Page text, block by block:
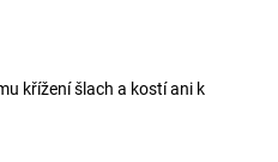
křížení šlach a kostí ani k